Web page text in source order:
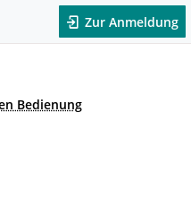
Zur Anmeldung
Bedienung